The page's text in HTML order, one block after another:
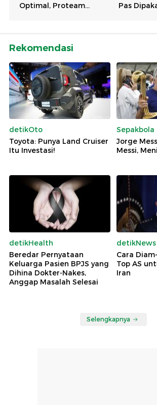
Rekomendasi
detikOto
Toyota: Punya Land Cruiser
Itu Investasi!
Sepakbola
Jorge
Messi,
detikHealth
Beredar Pernyataan
Keluarga Pasien BPJS yang
Dihina Dokter-Nakes,
Anggap Masalah Selesai
detikNews
Cara
Top AS
Iran
Selengkapnya